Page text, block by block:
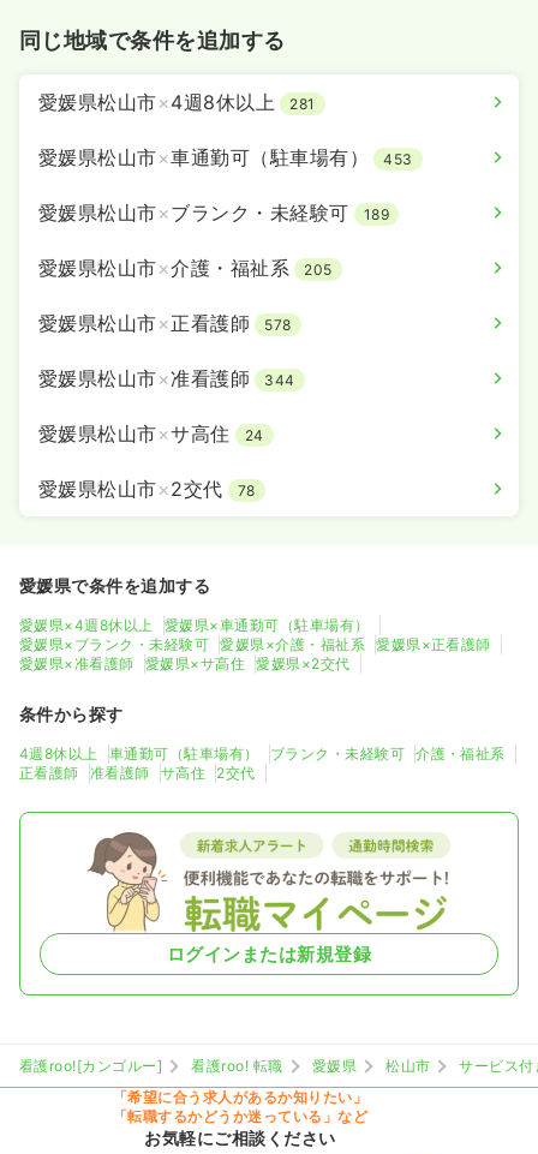
同じ地域で条件を追加する
愛媛県松山市×4週8休以上 281
愛媛県松山市×車通勤可（駐車場有） 453
愛媛県松山市×ブランク・未経験可 189
愛媛県松山市×介護・福祉系 205
愛媛県松山市×正看護師 578
愛媛県松山市×准看護師 344
愛媛県松山市×サ高住 24
愛媛県松山市×2交代 78
愛媛県で条件を追加する
愛媛県×4週8休以上
愛媛県×車通勤可（駐車場有）
愛媛県×ブランク・未経験可
愛媛県×介護・福祉系
愛媛県×正看護師
愛媛県×准看護師
愛媛県×サ高住 愛媛県×2交代
条件から探す
4週8休以上 車通勤可（駐車場有） ブランク・未経験可
介護・福祉系
正看護師
准看護師 サ高住 2交代
ログインまたは新規登録
看護roo![カンゴルー] 看護roo! 転職 愛媛県 松山市
サービス
「希望に合う求人があるか知りたい」
「転職するかどうか迷っている」など
お気軽にご相談ください